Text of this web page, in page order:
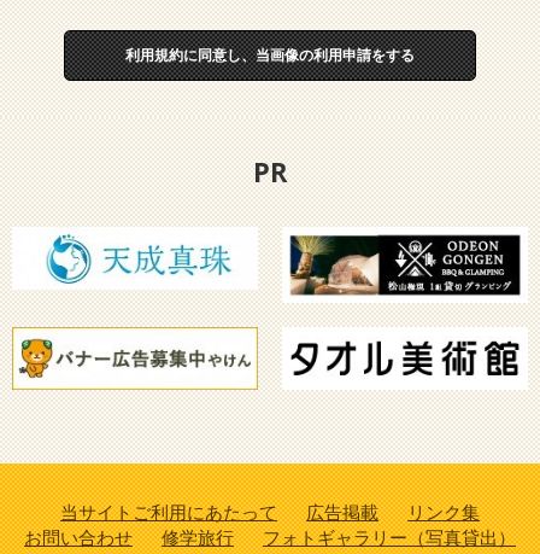
利用規約に同意し、当画像の利用申請をする
PR
当サイトご利用にあたって 広告掲載
リンク集
お問い合わせ
修学旅行
フォトギャラリー（写真貸出）